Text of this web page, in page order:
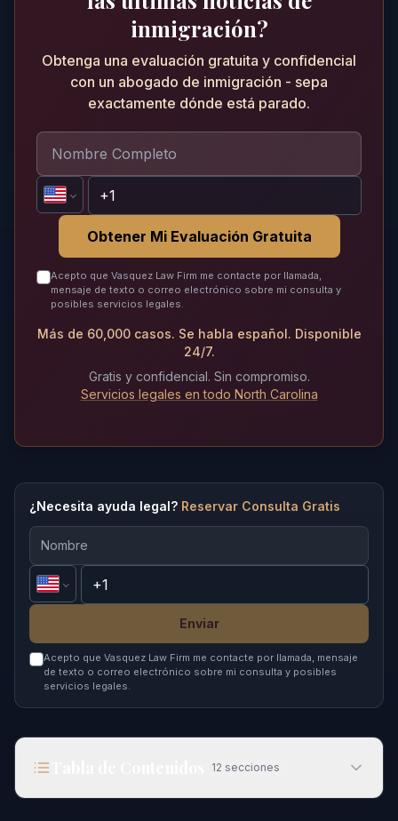
inmigración?
Obtenga una evaluación gratuita y confidencial
con un abogado de inmigración - sepa
exactamente dónde está parado.
Obtener Mi Evaluación Gratuita
Acepto que Vasquez Law Firm me contacte por llamada,
mensaje de texto o correo electrónico sobre mi consulta y
posibles servicios legales.
Más de 60,000 casos. Se habla español. Disponible
24/7.
Gratis y confidencial. Sin compromiso.
Servicios legales en todo North Carolina
¿Necesita ayuda legal? Reservar Consulta Gratis
Enviar
Acepto que Vasquez Law Firm me contacte por llamada, mensaje
de texto o correo electrónico sobre mi consulta y posibles
servicios legales.
12 secciones